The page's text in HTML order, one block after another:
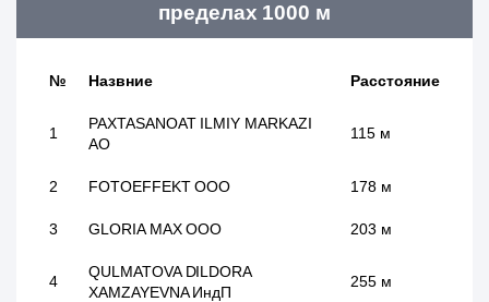
пределах 1000 м
№ Назвние Расстояние
1
PAXTASANOAT ILMIY MARKAZI
АО
115 м
2 FOTOEFFEKT ООО 178 м
3 GLORIA MAX ООО 203 м
4
QULMATOVA DILDORA
XAMZAYEVNA ИндП
255 м